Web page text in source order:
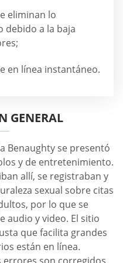
eliminan lo
debido a la baja
en línea instantáneo.
GENERAL
Benaughty se presentó
y de entretenimiento.
allí, se registraban y
sexual sobre citas
por lo que se
audio y video. El sitio
que facilita grandes
están en línea.